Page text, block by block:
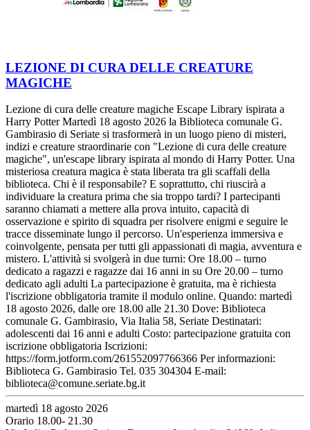
LEZIONE DI CURA DELLE CREATURE
MAGICHE
Lezione di cura delle creature magiche Escape Library ispirata a
Harry Potter Martedì 18 agosto 2026 la Biblioteca comunale G.
Gambirasio di Seriate si trasformerà in un luogo pieno di misteri,
indizi e creature straordinarie con "Lezione di cura delle creature
magiche", un'escape library ispirata al mondo di Harry Potter. Una
misteriosa creatura magica è stata liberata tra gli scaffali della
biblioteca. Chi è il responsabile? E soprattutto, chi riuscirà a
individuare la creatura prima che sia troppo tardi? I partecipanti
saranno chiamati a mettere alla prova intuito, capacità di
osservazione e spirito di squadra per risolvere enigmi e seguire le
tracce disseminate lungo il percorso. Un'esperienza immersiva e
coinvolgente, pensata per tutti gli appassionati di magia, avventura e
mistero. L'attività si svolgerà in due turni: Ore 18.00 – turno
dedicato a ragazzi e ragazze dai 16 anni in su Ore 20.00 – turno
dedicato agli adulti La partecipazione è gratuita, ma è richiesta
l'iscrizione obbligatoria tramite il modulo online. Quando: martedì
18 agosto 2026, dalle ore 18.00 alle 21.30 Dove: Biblioteca
comunale G. Gambirasio, Via Italia 58, Seriate Destinatari:
adolescenti dai 16 anni e adulti Costo: partecipazione gratuita con
iscrizione obbligatoria Iscrizioni:
https://form.jotform.com/261552097766366 Per informazioni:
Biblioteca G. Gambirasio Tel. 035 304304 E-mail:
biblioteca@comune.seriate.bg.it
martedì 18 agosto 2026
Orario 18.00- 21.30